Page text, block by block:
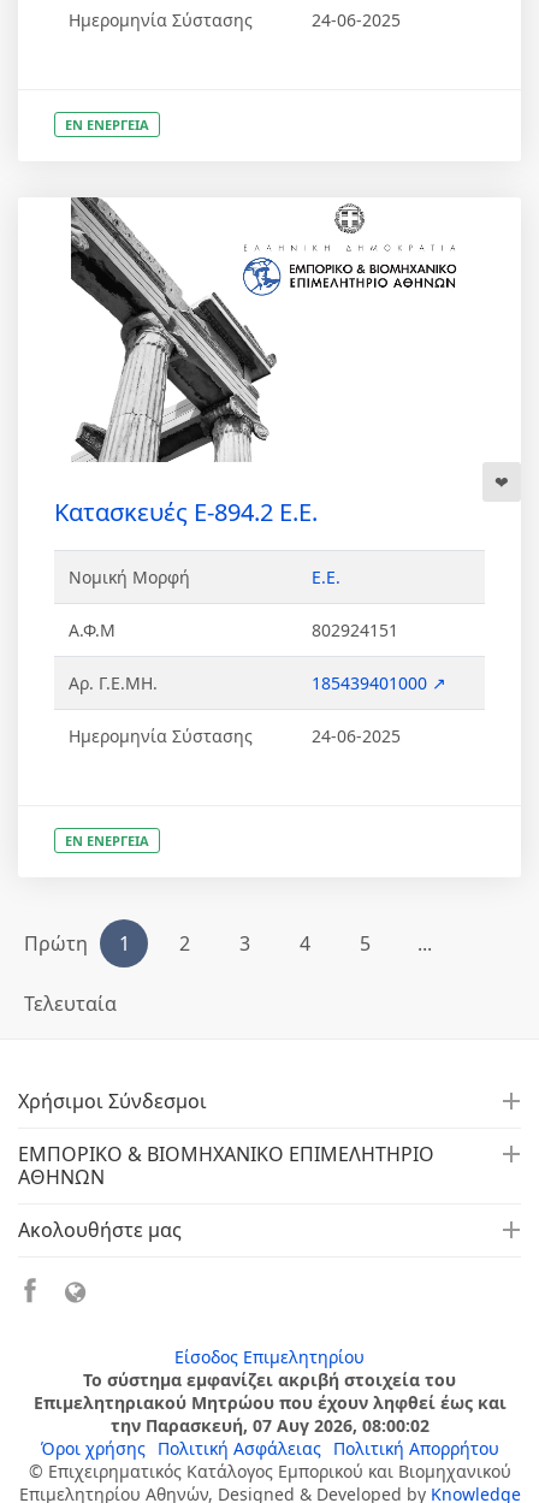
Ημερομηνία Σύστασης 24-06-2025
ΕΝ ΕΝΕΡΓΕΙΑ
Κατασκευές Ε-894.2 Ε.Ε.
Νομική Μορφή Ε.Ε.
Α.Φ.Μ 802924151
Αρ. Γ.Ε.ΜΗ. 185439401000 ↗
Ημερομηνία Σύστασης 24-06-2025
ΕΝ ΕΝΕΡΓΕΙΑ
Πρώτη 1 2 3 4 5 ...
Τελευταία
Χρήσιμοι Σύνδεσμοι
ΕΜΠΟΡΙΚΟ & ΒΙΟΜΗΧΑΝΙΚΟ ΕΠΙΜΕΛΗΤΗΡΙΟ
ΑΘΗΝΩΝ
Ακολουθήστε μας
Είσοδος Επιμελητηρίου
Το σύστημα εμφανίζει ακριβή στοιχεία του
Επιμελητηριακού Μητρώου που έχουν ληφθεί έως και
την Παρασκευή, 07 Αυγ 2026, 08:00:02
Όροι χρήσης
Πολιτική Ασφάλειας
Πολιτική Απορρήτου
© Επιχειρηματικός Κατάλογος Εμπορικού και Βιομηχανικού
Επιμελητηρίου Αθηνών, Designed & Developed by Knowledge